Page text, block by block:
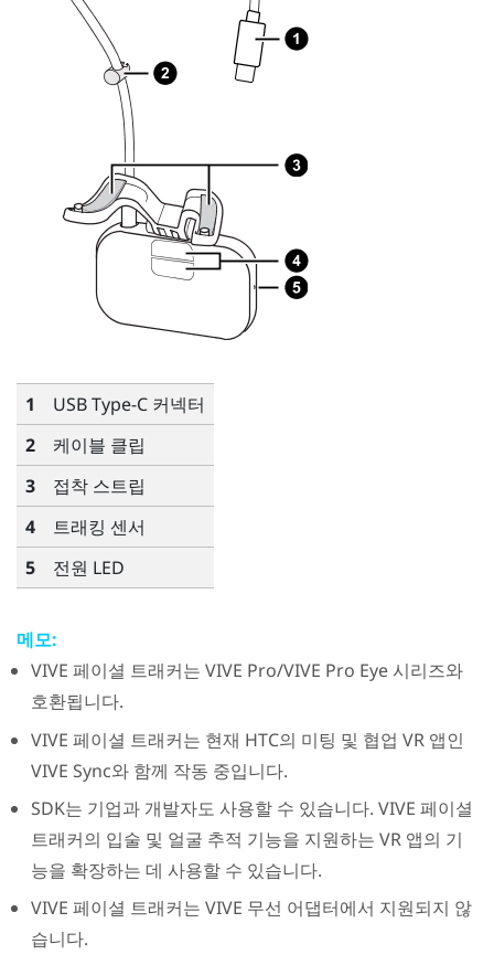
1 USB Type-C 커넥터
2
케이블 클립
3
접착 스트립
4
트래킹 센서
5
전원 LED
메모:
VIVE 페이셜 트래커는 VIVE Pro/VIVE Pro Eye시리즈와
호환됩니다.
VIVE 페이셜 트래커는 현재 HTC의 미팅 및 협업 VR 앱인
VIVE Sync와 함께 작동 중입니다.
SDK는 기업과 개발자도 사용할 수 있습니다. VIVE 페이셜
트래커의 입술 및 얼굴 추적 기능을 지원하는 VR 앱의 기
능을 확장하는 데 사용할 수 있습니다.
VIVE 페이셜 트래커는 VIVE 무선 어댑터에서 지원되지 않
습니다.